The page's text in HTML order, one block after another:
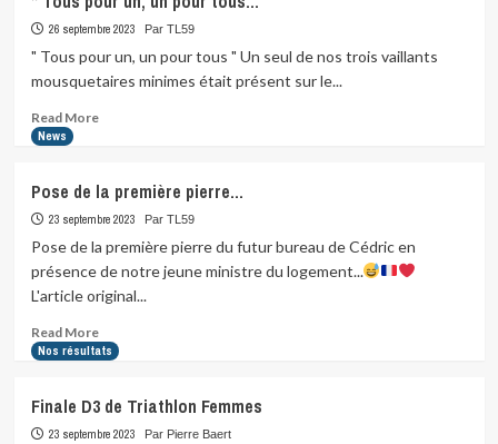
pendant
ce
notre
Juliette…
26 septembre 2023 Par TL59
" Tous pour un, un pour tous " Un seul de nos trois vaillants
mousquetaires minimes était présent sur le...
Read MoreRead
Tous
pour
pour
tous…
News
Pose de la première pierre…
23 septembre 2023 Par TL59
Pose de la première pierre du futur bureau de Cédric en
présence de notre jeune ministre du logement...
L'article original...
Read MoreRead
more
de
la
Nos résultats
Finale D3 de Triathlon Femmes
23 septembre 2023 Par Pierre Baert